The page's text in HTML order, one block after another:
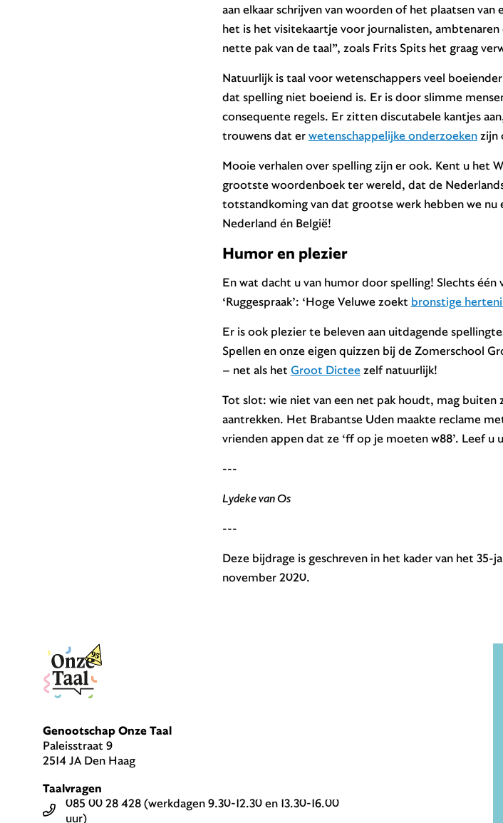
aan elkaar schrijven van woorden of het plaatsen
het is het visitekaartje voor journalisten,
nette pak van de taal”, zoals Frits Spits het graag
Natuurlijk is taal voor wetenschappers veel
dat spelling niet boeiend is. Er is door slimme
consequente regels. Er zitten discutabele kantjes
trouwens dat erwetenschappelijke onderzoekenzijn
Mooie verhalen over spelling zijn er ook. Kent u het
grootste woordenboek ter wereld, dat de
totstandkoming van dat grootse werk hebben we nu
Nederland én België!
Humor en plezier
En wat dacht u van humor door spelling! Slechts
‘Ruggespraak’: ‘Hoge Veluwe zoekt bronstige
Er is ook plezier te beleven aan uitdagende
Spellen en onze eigen quizzen bij de Zomerschool
– net als het Groot Dicteezelf natuurlijk!
Tot slot: wie niet van een net pak houdt, mag buiten
aantrekken. Het Brabantse Uden maakte reclame
vrienden appen dat ze ‘ff op je moeten w88’. Leef u
---
Lydeke van Os
---
Deze bijdrage is geschreven in het kader van het 35-
november 2020.
Genootschap Onze Taal
Paleisstraat 9
2514 JA Den Haag
Taalvragen
085 00 28 428 (werkdagen 9.30-12.30 en 13.30-16.00
uur)